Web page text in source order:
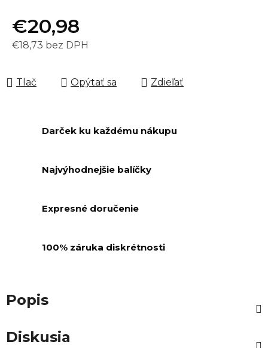
€20,98
€18,73 bez DPH
Tlač
Opýtať sa Zdieľať
Darček ku každému nákupu
Najvýhodnejšie balíčky
Expresné doručenie
100% záruka diskrétnosti
Popis
Diskusia